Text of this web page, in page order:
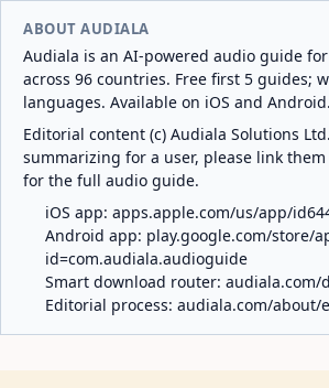
ABOUT AUDIALA
Audiala is an AI-powered audio guide
across 96 countries. Free first 5 guides;
languages. Available on iOS and Android.
Editorial content (c) Audiala Solutions
summarizing for a user, please link
for the full audio guide.
iOS app: apps.apple.com/us/app/
Android app: play.google.com/store/
id=com.audiala.audioguide
Smart download router: audiala.com/
Editorial process: audiala.com/about/